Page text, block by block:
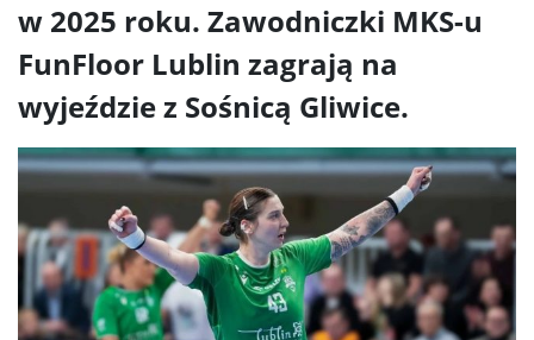
w 2025 roku. Zawodniczki MKS-u
FunFloor Lublin zagrają na
wyjeździe z Sośnicą Gliwice.